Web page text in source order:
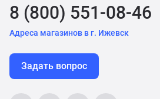
8 (800) 551-08-46
Адреса магазинов в г. Ижевск
Задать вопрос